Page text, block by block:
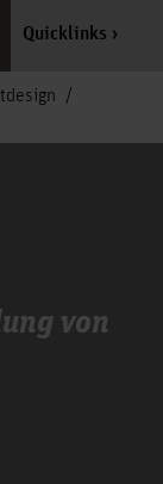
Quicklinks
von